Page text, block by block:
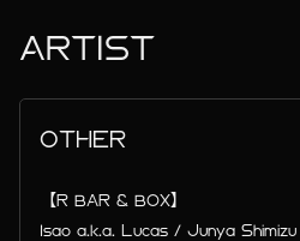
ARTIST
OTHER
【R BAR & BOX】
Isao a.k.a. Lucas / Junya